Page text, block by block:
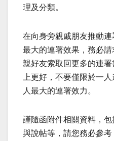
理及分類。
在向身旁親戚朋友推動
最大的連署效果，務必
親好友索取回更多的連
上更好，不要僅限於一
人最大的連署效力。
謹隨函附件相關資料，
與說帖等，請您務必參